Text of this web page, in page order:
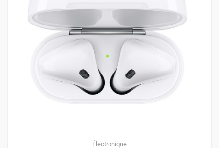
Électronique